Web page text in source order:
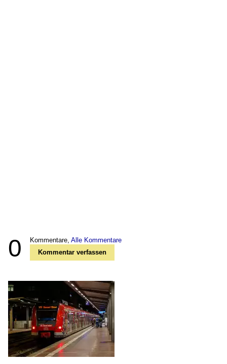
0 Kommentare, Alle Kommentare
Kommentar verfassen